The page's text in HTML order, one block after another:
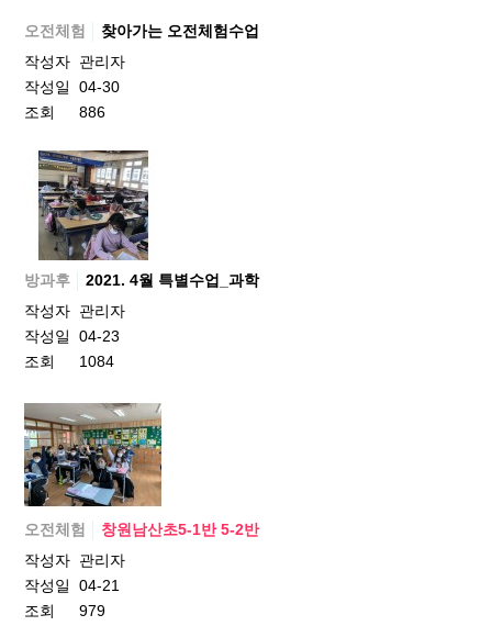
오전체험
찾아가는 오전체험수업
작성자 관리자
작성일
04-30
조회
886
방과후
2021. 4월 특별수업_과학
작성자 관리자
작성일
04-23
조회
1084
오전체험
창원남산초5-1반 5-2반
작성자 관리자
작성일
04-21
조회
979